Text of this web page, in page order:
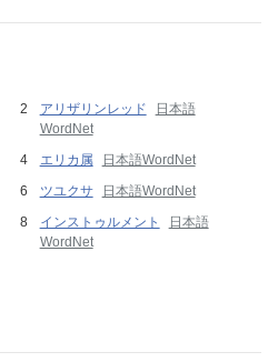
アリザリンレッド
日本語
WordNet
エリカ属
日本語WordNet
ツユクサ
日本語WordNet
インストゥルメント
日本語
WordNet